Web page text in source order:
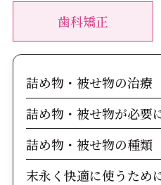
歯科矯正
詰め物・被せ物の治療
詰め物・被せ物が必要
詰め物・被せ物の種類
末永く快適に使うため